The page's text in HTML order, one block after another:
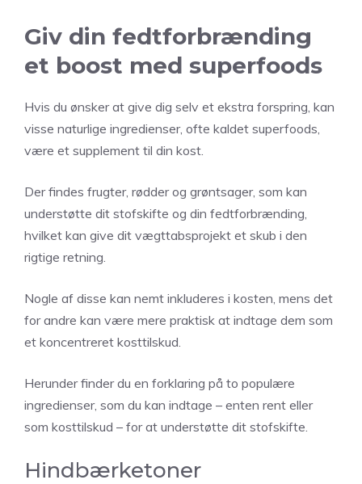
Giv din fedtforbrænding
et boost med superfoods
Hvis du ønsker at give dig selv et ekstra forspring, kan
visse naturlige ingredienser, ofte kaldet superfoods,
være et supplement til din kost.
Der findes frugter, rødder og grøntsager, som kan
understøtte dit stofskifte og din fedtforbrænding,
hvilket kan give dit vægttabsprojekt et skub i den
rigtige retning.
Nogle af disse kan nemt inkluderes i kosten, mens det
for andre kan være mere praktisk at indtage dem som
et koncentreret kosttilskud.
Herunder finder du en forklaring på to populære
ingredienser, som du kan indtage – enten rent eller
som kosttilskud – for at understøtte dit stofskifte.
Hindbærketoner